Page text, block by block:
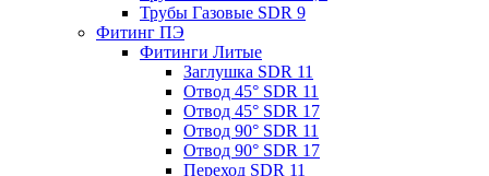
Трубы Газовые SDR 9
Фитинг ПЭ
Фитинги Литые
Заглушка SDR 11
Отвод 45° SDR 11
Отвод 45° SDR 17
Отвод 90° SDR 11
Отвод 90° SDR 17
Переход SDR 11